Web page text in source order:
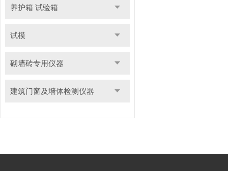
养护箱 试验箱
试模
砌墙砖专用仪器
建筑门窗及墙体检测仪器